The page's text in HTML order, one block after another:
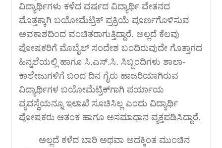
ವಿದ್ಯಾರ್ಥಿಗಳು ಕಳೆದ ವರ್ಷದ ವಿದ್ಯಾರ್ಥಿ ವೇತನದ
ಮೊತ್ತಕ್ಕಾಗಿ ಬಯೋಮೆಟ್ರಿಕ್ ಪ್ರಕ್ರಿಯೆ ಪೂರ್ಣಗೊಳಿಸುವ
ಅವಕಾಶದಿಂದ ವಂಚಿತರಾಗುತ್ತಿದ್ದಾರೆ. ಅಲ್ಲದೆ ಕೆಲವು
ಪೋಷಕರಿಗೆ ಮೊಬೈಲ್ ಸಂದೇಶ ಬಂದಿರುವುದೇ ಗೊತ್ತಾಗದ
ಹಿನ್ನಲೆಯಲ್ಲಿ ಹಾಗೂ ಸಿ.ಎಸ್.ಸಿ. ಸಿಬ್ಬಂದಿಗಳು ಶಾಲಾ-
ಕಾಲೇಜುಗಳಿಗೆ ಬಂದ ದಿನ ಗೈರು ಹಾಜರಿಯಾಗಿರುವ
ವಿದ್ಯಾರ್ಥಿಗಳ ಬಯೋಮೆಟ್ರಿಕ್‍ಗಾಗಿ ಪರ್ಯಾಯ
ವ್ಯವಸ್ಥೆಯನ್ನೂ ಇಲಾಖೆ ಸೂಚಿಸಿಲ್ಲ ಎಂದು ವಿದ್ಯಾರ್ಥಿ
ಪೋಷಕರು ಆತಂಕ ಹಾಗೂ ಅಸಮಾಧಾನ ವ್ಯಕ್ತಪಡಿಸಿದ್ದಾರೆ.
ಅಲ್ಲದೆ ಕಳೆದ ಬಾರಿ ಅಥವಾ ಅದಕ್ಕಿಂತ ಮುಂಚಿನ